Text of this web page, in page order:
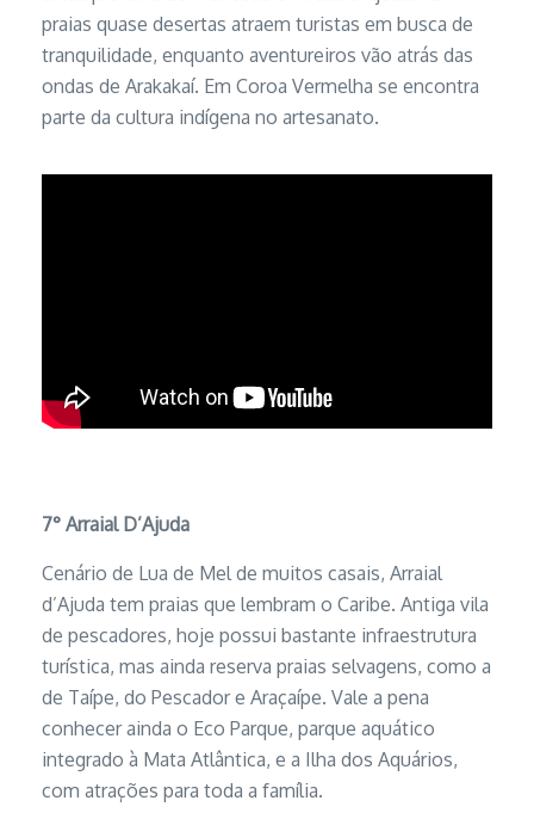
praias quase desertas atraem turistas em busca de
tranquilidade, enquanto aventureiros vão atrás das
ondas de Arakakaí. Em Coroa Vermelha se encontra
parte da cultura indígena no artesanato.
7° Arraial D’Ajuda
Cenário de Lua de Mel de muitos casais, Arraial
d’Ajuda tem praias que lembram o Caribe. Antiga vila
de pescadores, hoje possui bastante infraestrutura
turística, mas ainda reserva praias selvagens, como a
de Taípe, do Pescador e Araçaípe. Vale a pena
conhecer ainda o Eco Parque, parque aquático
integrado à Mata Atlântica, e a Ilha dos Aquários,
com atrações para toda a família.